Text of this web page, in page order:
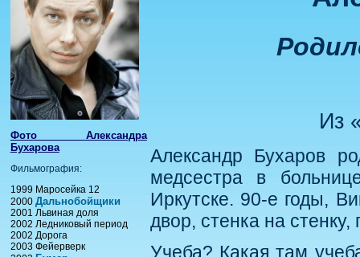
Фото Александра
Бухарова
Фильмография:
1999 Маросейка 12
2000 Дальнобойщики
2001 Львиная доля
2002 Ледниковый период
2002 Дорога
2003 Фейерверк
Из
Александр Бухаров
медсестра в
Иркутске. 90-е годы,
двор, стенка на
Учеба? Какая там